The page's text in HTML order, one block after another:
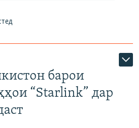
барои
“Starlink” дар